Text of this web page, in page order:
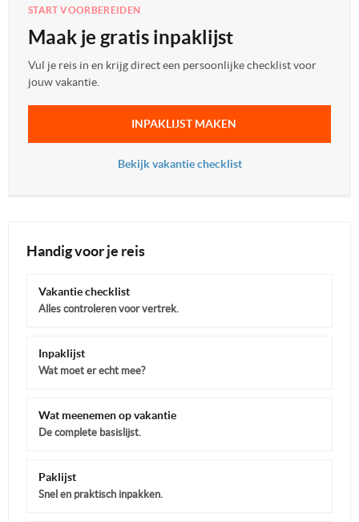
START VOORBEREIDEN
Maak je gratis inpaklijst
Vul je reis in en krijg direct een persoonlijke checklist voor
jouw vakantie.
INPAKLIJST MAKEN
Bekijk vakantie checklist
Handig voor je reis
Vakantie checklist
Alles controleren voor vertrek.
Inpaklijst
Wat moet er echt mee?
Wat meenemen op vakantie
De complete basislijst.
Paklijst
Snel en praktisch inpakken.